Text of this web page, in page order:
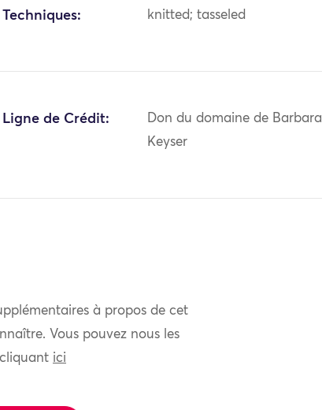
Techniques: knitted; tasseled
Ligne de Crédit:
Don du domaine de Barbara
Keyser
à propos de cet
Vous pouvez nous les
ici